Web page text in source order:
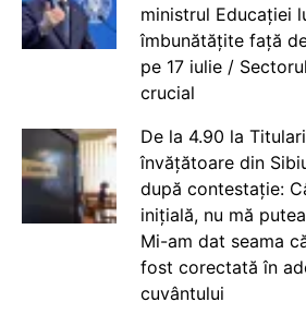
ministrul Educației
îmbunătățite față
pe 17 iulie /
crucial
De la 4.90 la
învățătoare din
după contestație:
inițială, nu mă
Mi-am dat seama
fost corectată în
cuvântului